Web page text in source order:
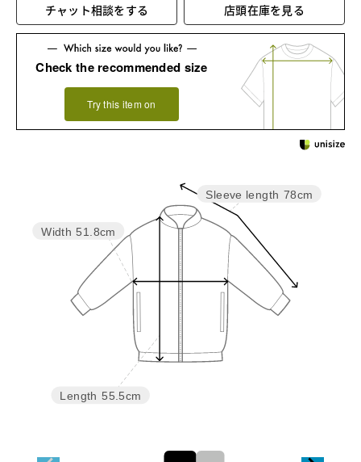
チャット相談をする 店頭在庫を見る
Check the recommended size
Try this item on
Sleeve length 78cm
Length 55.5cm
Width 51.8cm